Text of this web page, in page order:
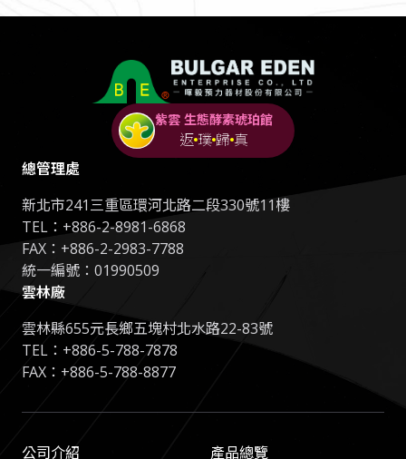
紫雲 生態酵素琥珀館
返 璞 歸 真
公司介紹 產品總覽
總管理處
新北市241三重區環河北路二段330號11樓
TEL： +886-2-8981-6868
FAX：+886-2-2983-7788
統一編號：01990509
雲林廠
雲林縣655元長鄉五塊村北水路22-83號
TEL： +886-5-788-7878
FAX：+886-5-788-8877